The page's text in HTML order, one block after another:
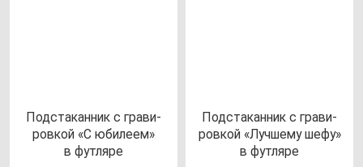
Под­ста­кан­ник с гра­ви­
ров­кой «С юби­ле­ем»
в фут­ля­ре
Под­ста­кан­ник с гра­ви­
ров­кой «Луч­ше­му ше­фу»
в фут­ля­ре